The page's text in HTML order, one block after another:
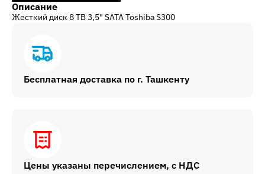
Описание
Жесткий диск 8 TB 3,5" SATA Toshiba S300
Бесплатная доставка по г. Ташкенту
Цены указаны перечислением, с НДС